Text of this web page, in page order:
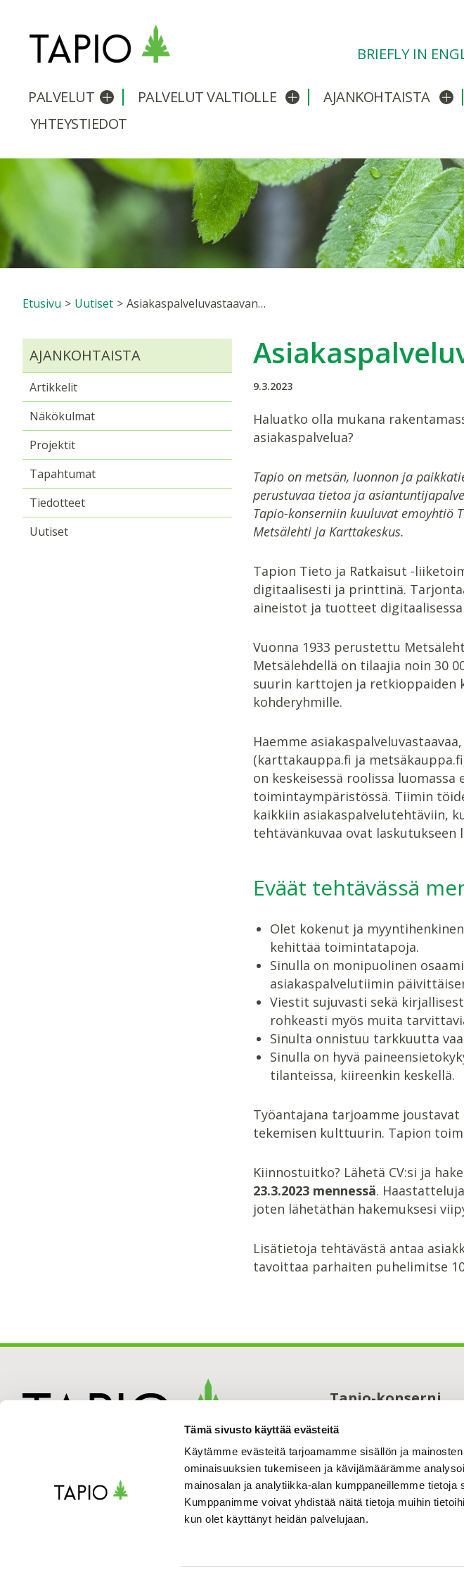
Tämä sivusto käyttää evästeitä
Käytämme evästeitä tarjoamamme sisällön ja
ominaisuuksien tukemiseen ja kävijämäärämme
mainosalan ja analytiikka-alan kumppaneillemme
Kumppanimme voivat yhdistää näitä tietoja muihin
kun olet käyttänyt heidän palvelujaan.
BRIEFLY IN
PALVELUT Avaa/sulje alavalikko
PALVELUT VALTIOLLE Avaa/sulje alavalikko
AJANKOHTAISTA
YHTEYSTIEDOT
Etusivu > Uutiset > Asiakaspalveluvastaavan tehtävä avoinna
9.3.2023
Haluatko olla mukana
asiakaspalvelua?
Tapio on metsän, luonnon ja
perustuvaa tietoa ja
Tapio-konserniin kuuluvat emoyhtiö
Metsälehti ja Karttakeskus.
Tapion Tieto ja Ratkaisut -
digitaalisesti ja printtinä.
aineistot ja tuotteet
Vuonna 1933 perustettu
Metsälehdellä on tilaajia noin 30
suurin karttojen ja retkioppaiden
kohderyhmille.
Haemme
(karttakauppa.fi ja
on keskeisessä roolissa
toimintaympäristössä. Tiimin
kaikkiin asiakaspalvelutehtäviin,
tehtävänkuvaa ovat
Eväät tehtävässä
Olet kokenut ja
kehittää toimintatapoja.
Sinulla on monipuolinen
asiakaspalvelutiimin
Viestit sujuvasti sekä
rohkeasti myös muita
Sinulta onnistuu tarkkuutta
Sinulla on hyvä
tilanteissa, kiireenkin keskellä.
Työantajana tarjoamme
tekemisen kulttuurin. Tapion
Kiinnostuitko? Lähetä CV:si ja
23.3.2023 mennessä.
joten lähetäthän hakemuksesi
Lisätietoja tehtävästä antaa
tavoittaa parhaiten puhelimitse
AJANKOHTAISTA
Artikkelit
Näkökulmat
Projektit
Tapahtumat
Tiedotteet
Uutiset
Tapio-konserni
00240 Helsinki
0294 32 6000
tapio@tapio.fi